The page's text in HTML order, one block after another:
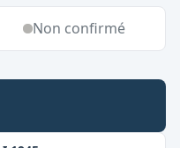
Non confirmé